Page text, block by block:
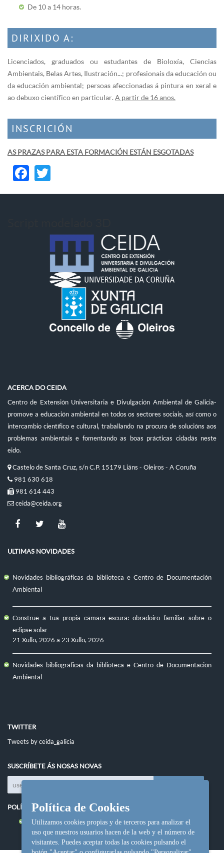
De 10 a 14 horas.
DIRIXIDO A:
Licenciados, gradua­dos ou estudantes de Bioloxía, Ciencias
Ambientais, Belas Artes, Ilustración...; profesionais da educación ou
da educación ambiental; persoas afeccionadas á pintura en xeral e
ao debuxo científico en particular.A partir de 16 anos.
INSCRICIÓN
AS PRAZAS PARA ESTA FORMACIÓN ESTÁN ESGOTADAS
Facebook
ACERCA DO CEIDA
Centro de Extensión Universitaria e Divulgación Ambiental de Galicia-
promove a educación ambiental en todos os sectores sociais, así como o
intercambio científico e cultural, traballando na procura de solucións aos
problemas ambientais e fomentando as boas prácticas cidadás neste
eido.
Castelo de Santa Cruz, s/n C.P. 15179 Liáns - Oleiros - A Coruña
981 630 618
981 614 443
ceida@ceida.org
ULTIMAS NOVIDADES
Novidades bibliográficas da biblioteca e Centro de Documentación
Ambiental
Constrúe a túa propia cámara escura: obradoiro familiar sobre o
eclipse solar
21 Xullo, 2026 a 23 Xullo, 2026
Novidades bibliográficas da biblioteca e Centro de Documentación
Ambiental
TWITTER
Tweets by ceida_galicia
SUSCRÍBETE ÁS NOSAS NOVAS
POLÍTICAS DO SITIO
Política de cookies
Política de Cookies
Utilizamos cookies propias y de terceros para analizar el
uso que nuestros usuarios hacen de la web y el número de
visitantes. Puedes aceptar todas las cookies pulsando el